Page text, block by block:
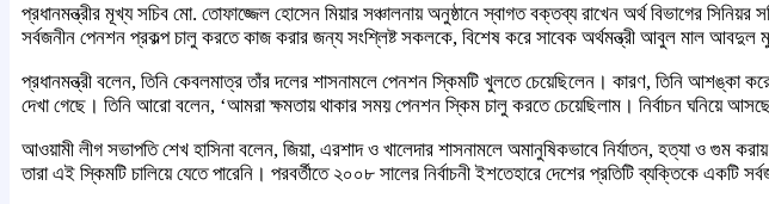
প্রধানমন্ত্রীর মূখ্য সচিব মো. তোফাজ্জেল হোসেন মিয়ার সঞ্চালনায় অনুষ্ঠানে স্বাগত বক্তব্য রাখেন অর্থ বিভাগের
সর্বজনীন পেনশন প্রকল্প চালু করতে কাজ করার জন্য সংশ্লিষ্ট সকলকে, বিশেষ করে সাবেক অর্থমন্ত্রী আবুল মাল আবদুল
প্রধানমন্ত্রী বলেন, তিনি কেবলমাত্র তাঁর দলের শাসনামলে পেনশন স্কিমটি খুলতে চেয়েছিলেন। কারণ, তিনি
দেখা গেছে। তিনি আরো বলেন, ‘আমরা ক্ষমতায় থাকার সময় পেনশন স্কিম চালু করতে চেয়েছিলাম। নির্বাচন
আওয়ামী লীগ সভাপতি শেখ হাসিনা বলেন, জিয়া, এরশাদ ও খালেদার শাসনামলে অমানুষিকভাবে নির্যাতন, হত্যা ও গুম
তারা এই স্কিমটি চালিয়ে যেতে পারেনি। পরবর্তীতে ২০০৮ সালের নির্বাচনী ইশতেহারে দেশের প্রতিটি ব্যক্তিকে